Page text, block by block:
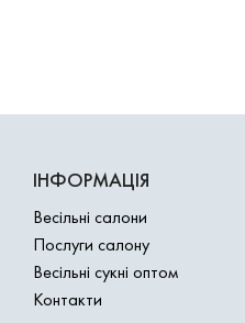
ІНФОРМАЦІЯ
Весільні салони
Послуги салону
Весільні сукні оптом
Контакти